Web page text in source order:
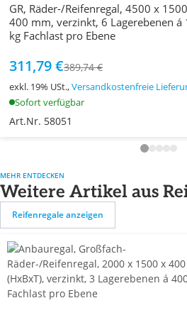
GR, Räder-/Reifenregal, 4500 x
400 mm, verzinkt, 6 Lagerebenen á
kg Fachlast pro Ebene
311,79 €389,74 €
exkl. 19% USt.,Versandkostenfreie
Sofort verfügbar
Art.Nr. 58051
MEHR ENTDECKEN
Weitere Artikel aus
Reifenregale anzeigen